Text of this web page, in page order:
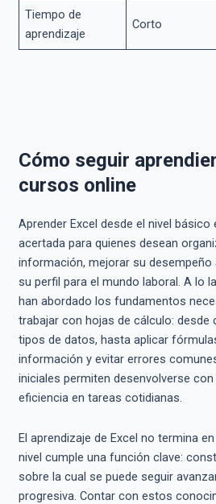
Tiempo de
aprendizaje
Corto
Cómo seguir
cursos online
Aprender Excel desde el nivel básico
acertada para quienes desean
información, mejorar su
su perfil para el mundo laboral. A lo
han abordado los fundamentos
trabajar con hojas de cálculo:
tipos de datos, hasta aplicar
información y evitar errores
iniciales permiten desenvolverse
eficiencia en tareas cotidianas.
El aprendizaje de Excel no termina
nivel cumple una función clave:
sobre la cual se puede seguir
progresiva. Contar con estos